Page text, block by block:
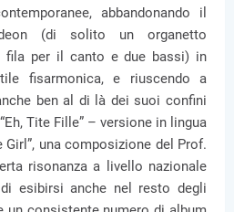
abbandonando il
(di solito un organetto
fila per il canto e due bassi) in
fisarmonica, e riuscendo a
ben al di là dei suoi confini
Tite Fille” – versione in lingua
una composizione del Prof.
risonanza a livello nazionale
di esibirsi anche nel resto degli